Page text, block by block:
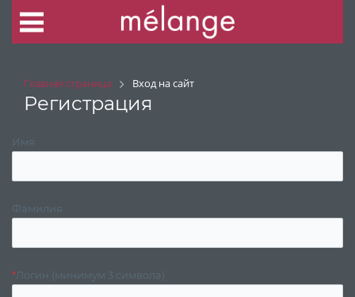
Главная страница Вход на сайт
Регистрация
Имя
Фамилия
*Логин (минимум 3 символа)